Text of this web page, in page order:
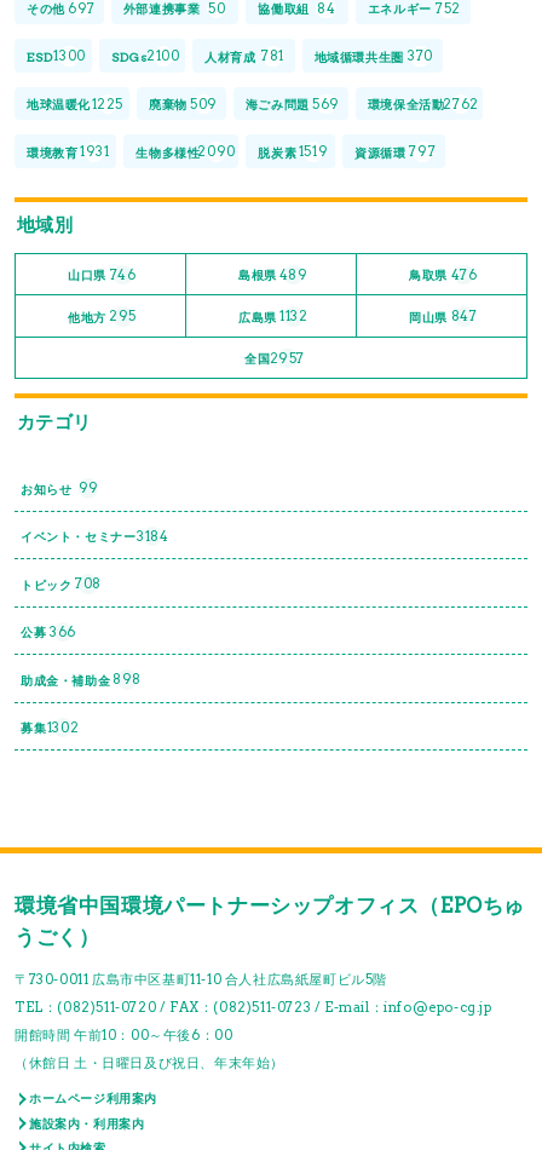
その他 697 外部連携事業 50 協働取組 84 エネルギー 752
ESD1300 SDGs2100 人材育成 781 地域循環共生圏 370
地球温暖化1225 廃棄物 509 海ごみ問題 569 環境保全活動2762
環境教育1931 生物多様性2090 脱炭素1519 資源循環 797
地域別
山口県 746 島根県 489 鳥取県 476
他地方 295 広島県 1132 岡山県 847
全国2957
カテゴリ
お知らせ 99
イベント・セミナー3184
トピック 708
公募 366
助成金・補助金 898
募集1302
環境省中国環境パートナーシップオフィス（EPOちゅ
うごく）
〒730-0011 広島市中区基町11-10 合人社広島紙屋町ビル5階
TEL：(082)511-0720 / FAX：(082)511-0723 / E-mail：info@epo-cg.jp
開館時間 午前10：00～午後6：00
（休館日 土・日曜日及び祝日、年末年始）
ホームページ利用案内
施設案内・利用案内